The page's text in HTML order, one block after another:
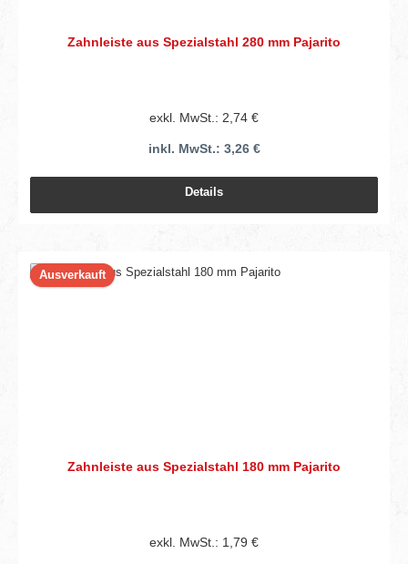
Zahnleiste aus Spezialstahl 280 mm Pajarito
exkl. MwSt.: 2,74 €
inkl. MwSt.: 3,26 €
Details
Ausverkauft
Zahnleiste aus Spezialstahl 180 mm Pajarito
exkl. MwSt.: 1,79 €